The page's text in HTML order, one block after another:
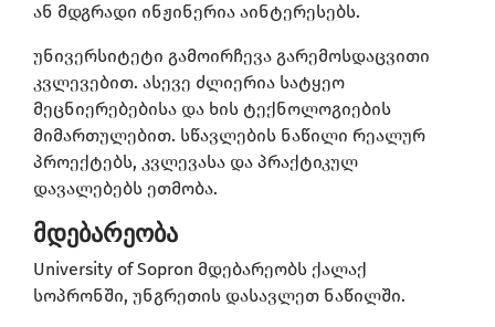
ან მდგრადი ინჟინერია აინტერესებს.
უნივერსიტეტი გამოირჩევა გარემოსდაცვითი
კვლევებით. ასევე ძლიერია სატყეო
მეცნიერებებისა და ხის ტექნოლოგიების
მიმართულებით. სწავლების ნაწილი რეალურ
პროექტებს, კვლევასა და პრაქტიკულ
დავალებებს ეთმობა.
მდებარეობა
University of Sopron მდებარეობს ქალაქ
სოპრონში, უნგრეთის დასავლეთ ნაწილში.